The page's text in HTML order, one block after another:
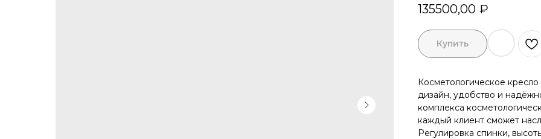
135500,00 ₽
Купить
Косметологическое
дизайн, удобство и
комплекса
каждый клиент сможет
Регулировка спинки,